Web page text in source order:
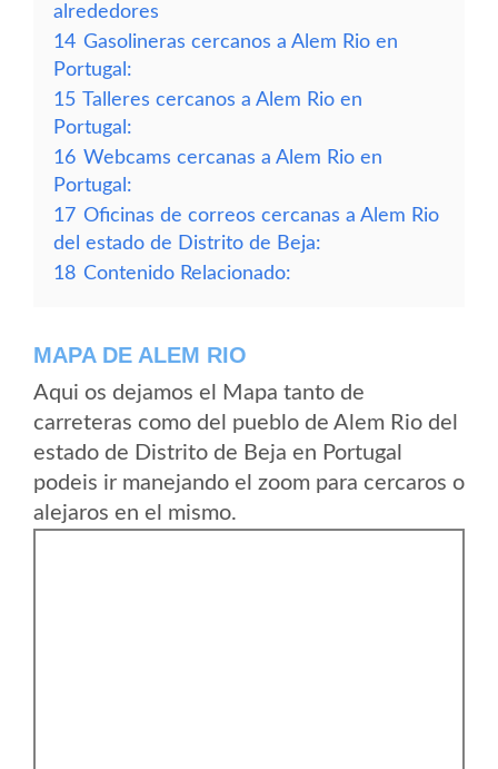
alrededores
14 Gasolineras cercanos a Alem Rio en
Portugal:
15 Talleres cercanos a Alem Rio en
Portugal:
16 Webcams cercanas a Alem Rio en
Portugal:
17 Oficinas de correos cercanas a Alem Rio
del estado de Distrito de Beja:
18 Contenido Relacionado:
MAPA DE ALEM RIO
Aqui os dejamos el Mapa tanto de
carreteras como del pueblo de Alem Rio del
estado de Distrito de Beja en Portugal
podeis ir manejando el zoom para cercaros o
alejaros en el mismo.